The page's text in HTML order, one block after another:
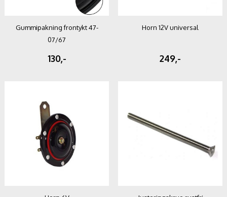
Gummipakning frontykt 47-
07/67
130,-
Horn 12V universal
249,-